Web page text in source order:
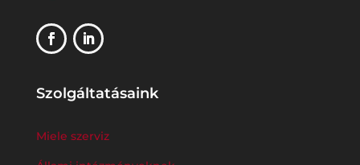
Szolgáltatásaink
Miele szerviz